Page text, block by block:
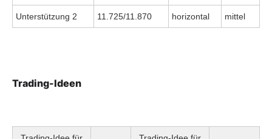
Unterstützung 2 11.725/11.870 horizontal mittel
Trading-Ideen